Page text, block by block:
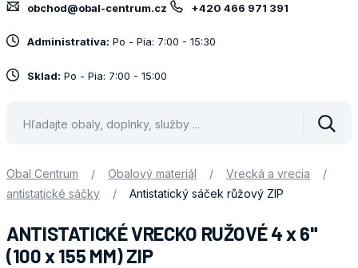
obchod@obal-centrum.cz +420 466 971 391
Administratíva: Po - Pia: 7:00 - 15:30
Sklad: Po - Pia: 7:00 - 15:00
Obal Centrum / Obalový materiál / Vrecká a vrecia
/
antistatické sáčky
/ Antistatický sáček růžový ZIP
ANTISTATICKÉ VRECKO RUŽOVÉ 4 x 6"
(100 x 155 MM) ZIP